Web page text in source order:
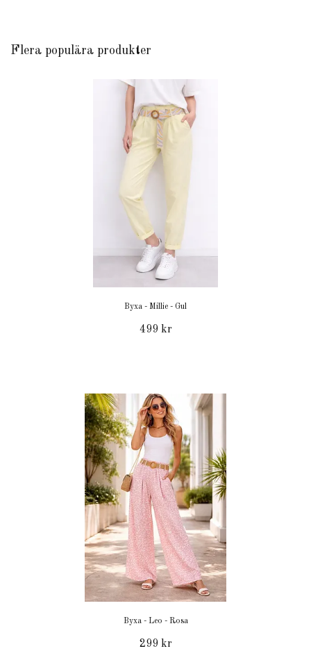
Flera populära produkter
Byxa - Millie - Gul
499 kr
Byxa - Leo - Rosa
299 kr